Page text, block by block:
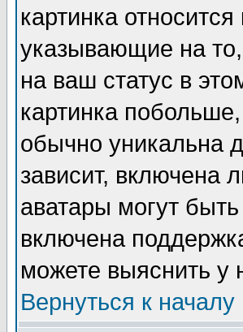
картинка
указывающие на
на ваш статус в
картинка
обычно уникальна
зависит, включена
аватары могут
включена
можете выяснить у
Вернуться к началу